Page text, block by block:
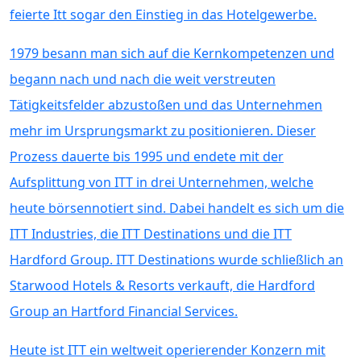
feierte Itt sogar den Einstieg in das Hotelgewerbe.
1979 besann man sich auf die Kernkompetenzen und
begann nach und nach die weit verstreuten
Tätigkeitsfelder abzustoßen und das Unternehmen
mehr im Ursprungsmarkt zu positionieren. Dieser
Prozess dauerte bis 1995 und endete mit der
Aufsplittung von ITT in drei Unternehmen, welche
heute börsennotiert sind. Dabei handelt es sich um die
ITT Industries, die ITT Destinations und die ITT
Hardford Group. ITT Destinations wurde schließlich an
Starwood Hotels & Resorts verkauft, die Hardford
Group an Hartford Financial Services.
Heute ist ITT ein weltweit operierender Konzern mit